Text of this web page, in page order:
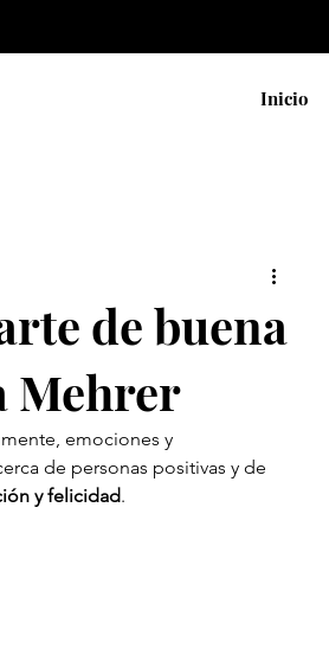
Inicio
de buena
Mehrer
emociones y
de personas positivas y de
y felicidad.